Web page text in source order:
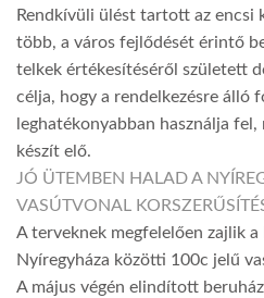
Rendkívüli ülést tartott az encsi
több, a város fejlődését érintő
telkek értékesítéséről született
célja, hogy a rendelkezésre álló
leghatékonyabban használja
készít elő.
JÓ ÜTEMBEN HALAD A
VASÚTVONAL
A terveknek megfelelően zajlik
Nyíregyháza közötti 100c jelű
A május végén elindított